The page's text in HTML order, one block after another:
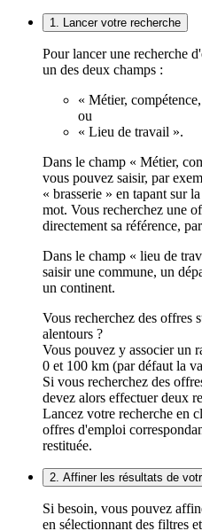
1. Lancer votre recherche
Pour lancer une recherche
un des deux champs :
« Métier,
ou
« Lieu de travail ».
Dans le champ « Métier,
vous pouvez saisir, par
« brasserie » en tapant sur
mot. Vous recherchez une
directement sa référence,
Dans le champ « lieu de
saisir une commune, un
un continent.
Vous recherchez des offres
alentours ?
Vous pouvez y associer un
0 et 100 km (par défaut la
Si vous recherchez des
devez alors effectuer deux
Lancez votre recherche en
offres d'emploi
restituée.
2. Affiner les résultats de
Si besoin, vous pouvez
en sélectionnant des filtres